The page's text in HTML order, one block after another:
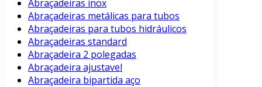
Abraçadeiras inox
Abraçadeiras metálicas para tubos
Abraçadeiras para tubos hidráulicos
Abraçadeiras standard
Abraçadeira 2 polegadas
Abraçadeira ajustavel
Abraçadeira bipartida aço